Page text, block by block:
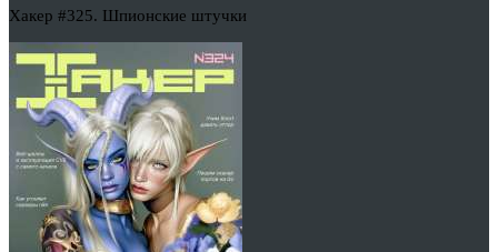
Хакер #325. Шпионские штучки